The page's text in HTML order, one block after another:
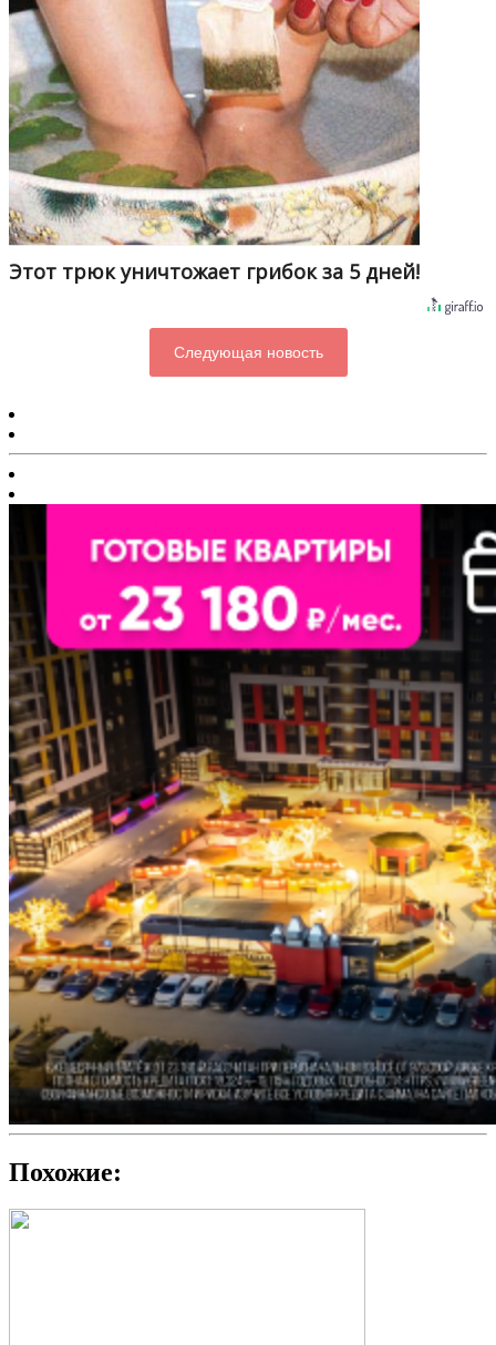
Этот трюк уничтожает грибок за 5 дней!
Следующая новость
Похожие: